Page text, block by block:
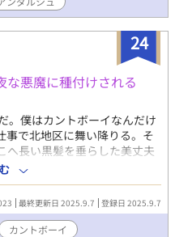
気たっぷりのカイルに、だ
です。戦闘あり、陰謀あり
、仲を深めていく二人を書い
R18→★マークを見出しに
とうございます♪ 10/7 一章完
す！ 11/8スピンオフ作品
約破棄をがんばりたいの
も、本編と時系列をあわせて
ンシー視点がたっぷり読めま
フ「のんびり屋の熊獣人は、
ょうがない」もよろしくお願
ました！ 11/30本編完結済
四章開始しました。
24
な悪魔に種付けされる
。僕はカントボーイなんだけ
事で北地区に舞い降りる。そ
へ長い黒髪を垂らした美丈夫
魔だろう。悪魔はラプラス
るようになり、僕はラプラス
が起こした事件により、僕と
は最上の快楽だった。※ムー
います。
最終更新日 2025.9.7 登録日 2025.9.7
カントボーイ